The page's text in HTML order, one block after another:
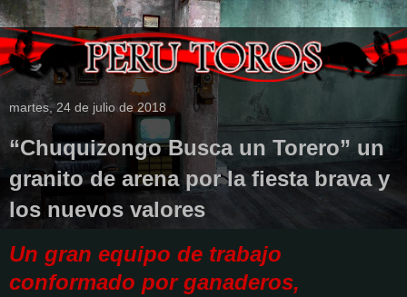
martes, 24 de julio de 2018
“Chuquizongo Busca un Torero” un
granito de arena por la fiesta brava y
los nuevos valores
Un gran equipo de trabajo
conformado por ganaderos,